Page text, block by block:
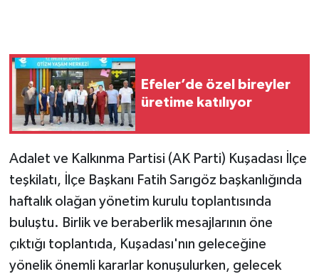
Efeler’de özel bireyler
üretime katılıyor
Adalet ve Kalkınma Partisi (AK Parti) Kuşadası İlçe
teşkilatı, İlçe Başkanı Fatih Sarıgöz başkanlığında
haftalık olağan yönetim kurulu toplantısında
buluştu. Birlik ve beraberlik mesajlarının öne
çıktığı toplantıda, Kuşadası'nın geleceğine
yönelik önemli kararlar konuşulurken, gelecek